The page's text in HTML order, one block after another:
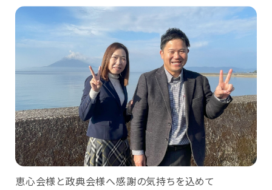
恵心会様と政典会様へ感謝の気持ちを込めて